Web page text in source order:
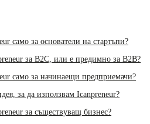
само за основатели на стартъпи?
за B2C, или е предимно за B2B?
само за начинаещи предприемачи?
за да използвам Icanpreneur?
за съществуващ бизнес?